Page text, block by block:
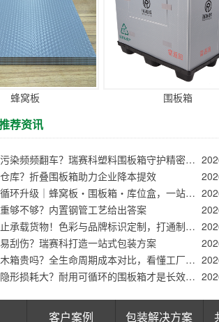
蜂窝板 围板箱
荐资讯
木屑粉尘污染频频翻车？瑞赛科塑料围板箱守护精密件洁净周转
库？折叠围板箱助力企业降本提效
商超绿色循环升级｜蜂窝板・围板箱・库位盒，一站式解决仓储周转痛点
够不够？内置钢管工艺给出答案
围板箱不止承载货物！色彩与品牌标识定制，打通制造业物流管理堵点
刮伤？瑞赛科打造一站式包装方案
围板箱比木箱贵吗？全生命周期成本对比，看懂工厂真实降本逻辑
低价包装隐形损耗大？耐用可循环的围板箱才是长效降本
客户案例 包装解决方案